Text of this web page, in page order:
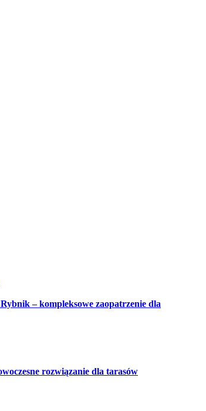
– kompleksowe zaopatrzenie dla
rozwiązanie dla tarasów